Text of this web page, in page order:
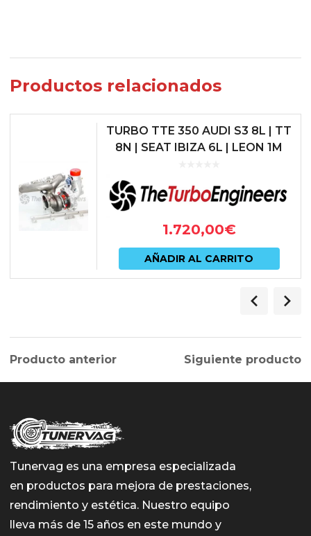
Productos relacionados
TURBO TTE 350 AUDI S3 8L | TT
8N | SEAT IBIZA 6L | LEON 1M
1.720,00€
AÑADIR AL CARRITO
Producto anterior Siguiente producto
Tunervag es una empresa especializada
en productos para mejora de prestaciones,
rendimiento y estética. Nuestro equipo
lleva más de 15 años en este mundo y